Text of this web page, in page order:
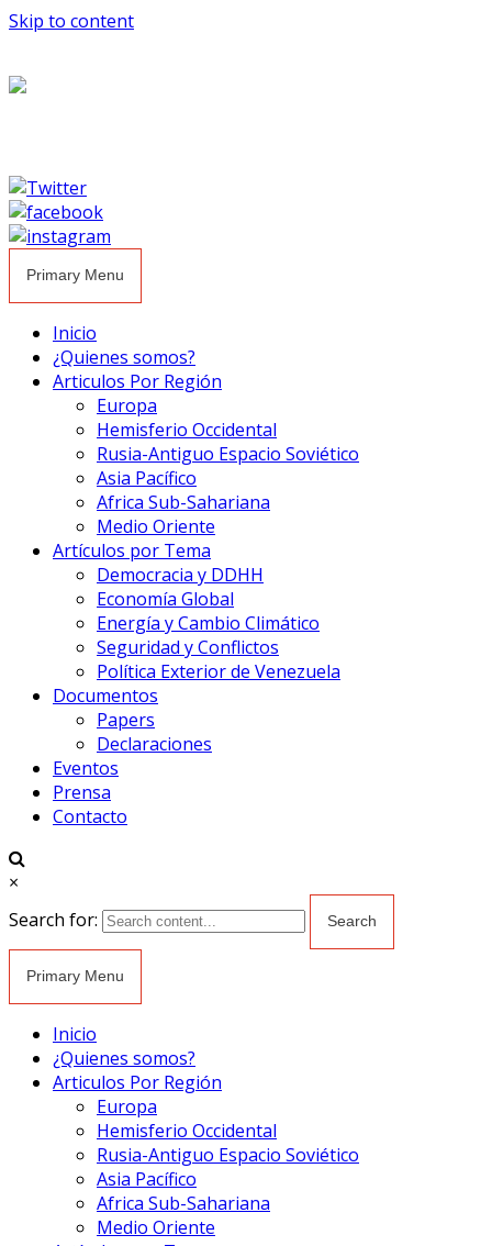
Skip to content
Primary Menu
Inicio
¿Quienes somos?
Articulos Por Región
Europa
Hemisferio Occidental
Rusia-Antiguo Espacio Soviético
Asia Pacífico
Africa Sub-Sahariana
Medio Oriente
Artículos por Tema
Democracia y DDHH
Economía Global
Energía y Cambio Climático
Seguridad y Conflictos
Política Exterior de Venezuela
Documentos
Papers
Declaraciones
Eventos
Prensa
Contacto
×
Search for:
Primary Menu
Inicio
¿Quienes somos?
Articulos Por Región
Europa
Hemisferio Occidental
Rusia-Antiguo Espacio Soviético
Asia Pacífico
Africa Sub-Sahariana
Medio Oriente